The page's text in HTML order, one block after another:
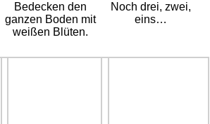
Bedecken den
ganzen Boden mit
weißen Blüten.
Noch drei, zwei,
eins…